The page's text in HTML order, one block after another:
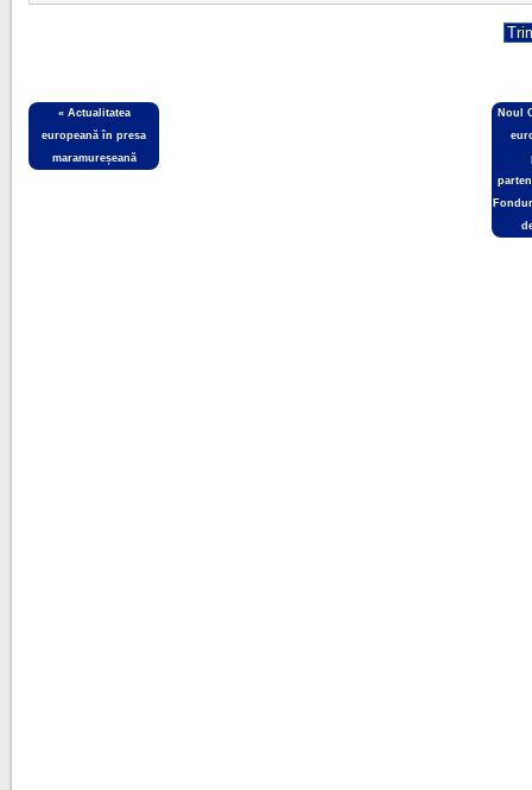
« Actualitatea
europeană în presa
maramureșeană
Noul